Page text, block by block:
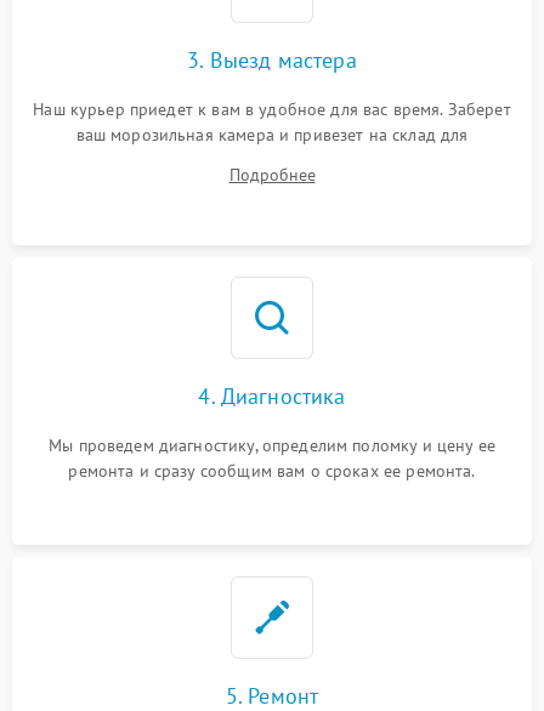
3. Выезд мастера
Наш курьер приедет к вам в удобное для вас время. Заберет
ваш морозильная камера и привезет на склад для
Подробнее
4. Диагностика
Мы проведем диагностику, определим поломку и цену ее
ремонта и сразу сообщим вам о сроках ее ремонта.
5. Ремонт